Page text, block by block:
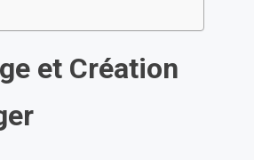
et Création